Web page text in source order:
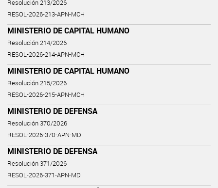
Resolución 213/2026
RESOL-2026-213-APN-MCH
MINISTERIO DE CAPITAL HUMANO
Resolución 214/2026
RESOL-2026-214-APN-MCH
MINISTERIO DE CAPITAL HUMANO
Resolución 215/2026
RESOL-2026-215-APN-MCH
MINISTERIO DE DEFENSA
Resolución 370/2026
RESOL-2026-370-APN-MD
MINISTERIO DE DEFENSA
Resolución 371/2026
RESOL-2026-371-APN-MD